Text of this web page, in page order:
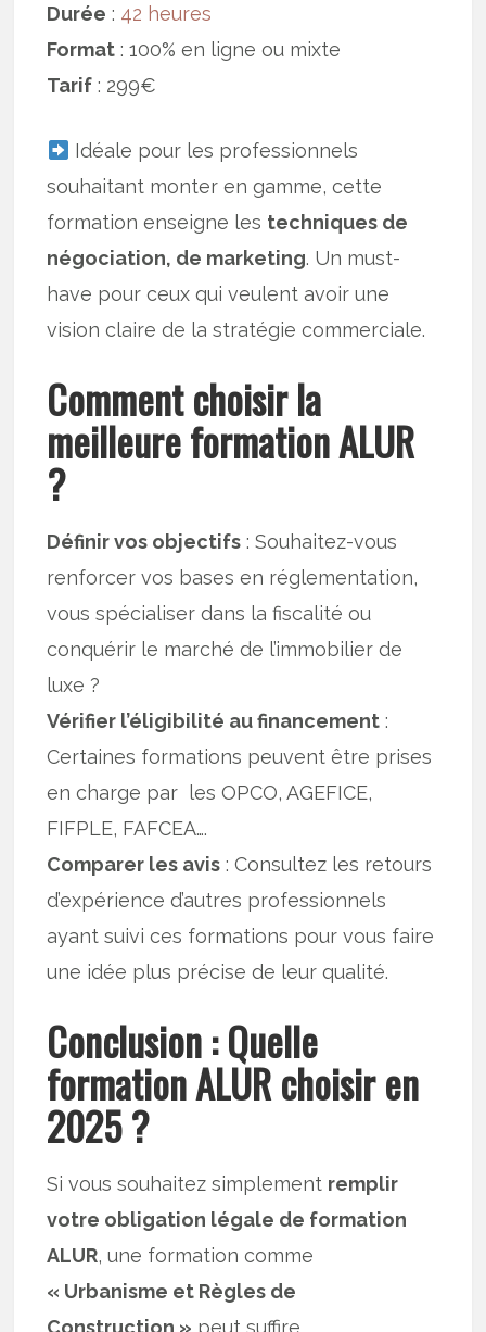
Durée : 42 heures
Format : 100% en ligne ou mixte
Tarif : 299€
Idéale pour les professionnels
souhaitant monter en gamme, cette
formation enseigne les techniques de
négociation, de marketing. Un must-
have pour ceux qui veulent avoir une
vision claire de la stratégie commerciale.
Comment choisir la
meilleure formation ALUR
?
Définir vos objectifs : Souhaitez-vous
renforcer vos bases en réglementation,
vous spécialiser dans la fiscalité ou
conquérir le marché de l’immobilier de
luxe ?
Vérifier l’éligibilité au financement :
Certaines formations peuvent être prises
en charge par les OPCO, AGEFICE,
FIFPLE, FAFCEA….
Comparer les avis : Consultez les retours
d’expérience d’autres professionnels
ayant suivi ces formations pour vous faire
une idée plus précise de leur qualité.
Conclusion : Quelle
formation ALUR choisir en
2025 ?
Si vous souhaitez simplement remplir
votre obligation légale de formation
ALUR, une formation comme
« Urbanisme et Règles de